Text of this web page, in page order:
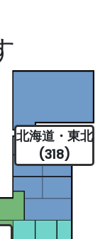
北海道・東北
(318)